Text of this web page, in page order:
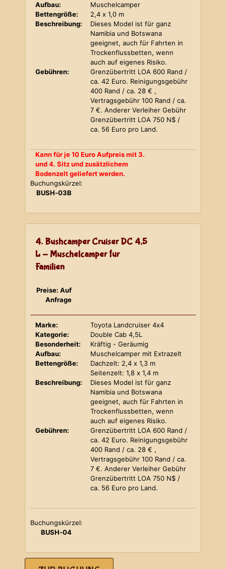
Aufbau:
Muschelcamper
Bettengröße:
2,4 x 1,0 m
Beschreibung:
Dieses Model ist für ganz
Namibia und Botswana
geeignet, auch für Fahrten in
Trockenflussbetten, wenn
auch auf eigenes Risiko.
Gebühren:
Grenzübertritt LOA 600 Rand /
ca. 42 Euro. Reinigungsgebühr
400 Rand / ca. 28 € ,
Vertragsgebühr 100 Rand / ca.
7 €. Anderer Verleiher Gebühr
Grenzübertritt LOA 750 N$ /
ca. 56 Euro pro Land.
Kann für je 10 Euro Aufpreis mit 3.
und 4. Sitz und zusätzlichem
Bodenzelt geliefert werden.
Buchungskürzel:
BUSH-03B
4. Bushcamper Cruiser DC 4,5
L - Muschelcamper für
Familien
Preise: Auf
Anfrage
Marke:
Toyota Landcruiser 4x4
Kategorie:
Double Cab 4,5L
Besonderheit:
Kräftig - Geräumig
Aufbau:
Muschelcamper mit Extrazelt
Bettengröße:
Dachzelt: 2,4 x 1,3 m
Seitenzelt: 1,8 x 1,4 m
Beschreibung:
Dieses Model ist für ganz
Namibia und Botswana
geeignet, auch für Fahrten in
Trockenflussbetten, wenn
auch auf eigenes Risiko.
Gebühren:
Grenzübertritt LOA 600 Rand /
ca. 42 Euro. Reinigungsgebühr
400 Rand / ca. 28 € ,
Vertragsgebühr 100 Rand / ca.
7 €. Anderer Verleiher Gebühr
Grenzübertritt LOA 750 N$ /
ca. 56 Euro pro Land.
Buchungskürzel:
BUSH-04